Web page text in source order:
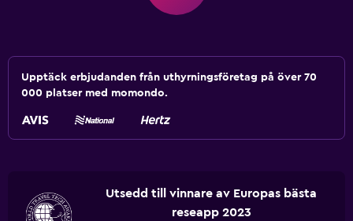
Upptäck erbjudanden från uthyrningsföretag på över 70
000 platser med momondo.
Utsedd till vinnare av Europas bästa
reseapp 2023